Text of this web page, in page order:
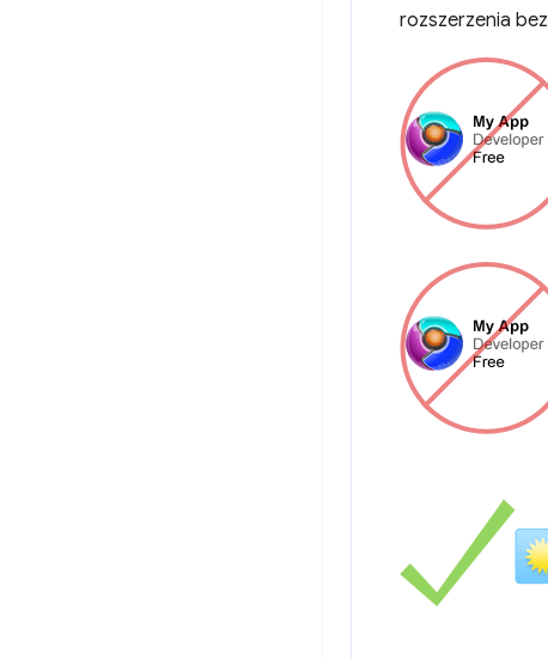
rozszerzenia bez